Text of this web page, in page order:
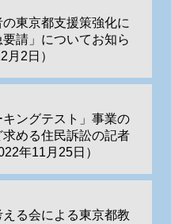
の東京都支援策強化に
請」についてお知ら
月2日）
キングテスト」事業の
める住民訴訟の記者
年11月25日）
える会による東京都教